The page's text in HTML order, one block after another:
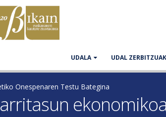
UDALA UDAL ZERBITZUAK
Onespenaren Testu Bategina
ekonomikoa